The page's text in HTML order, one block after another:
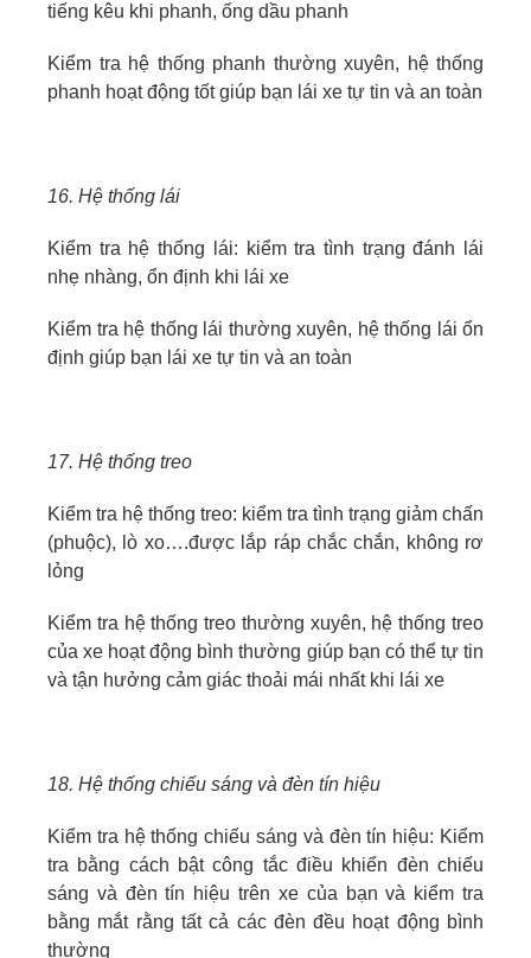
tiếng kêu khi phanh, ống dầu phanh
Kiểm tra hệ thống phanh thường xuyên, hệ thống
phanh hoạt động tốt giúp bạn lái xe tự tin và an toàn
16. Hệ thống lái
Kiểm tra hệ thống lái: kiểm tra tình trạng đánh lái
nhẹ nhàng, ổn định khi lái xe
Kiểm tra hệ thống lái thường xuyên, hệ thống lái ổn
định giúp bạn lái xe tự tin và an toàn
17. Hệ thống treo
Kiểm tra hệ thống treo: kiểm tra tình trạng giảm chấn
(phuộc), lò xo….được lắp ráp chắc chắn, không rơ
lỏng
Kiểm tra hệ thống treo thường xuyên, hệ thống treo
của xe hoạt động bình thường giúp bạn có thể tự tin
và tận hưởng cảm giác thoải mái nhất khi lái xe
18. Hệ thống chiếu sáng và đèn tín hiệu
Kiểm tra hệ thống chiếu sáng và đèn tín hiệu: Kiểm
tra bằng cách bật công tắc điều khiển đèn chiếu
sáng và đèn tín hiệu trên xe của bạn và kiểm tra
bằng mắt rằng tất cả các đèn đều hoạt động bình
thường